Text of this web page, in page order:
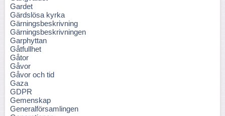
Gardet
Gärdslösa kyrka
Gärningsbeskrivning
Gärningsbeskrivningen
Garphyttan
Gåtfullhet
Gåtor
Gåvor
Gåvor och tid
Gaza
GDPR
Gemenskap
Generalförsamlingen